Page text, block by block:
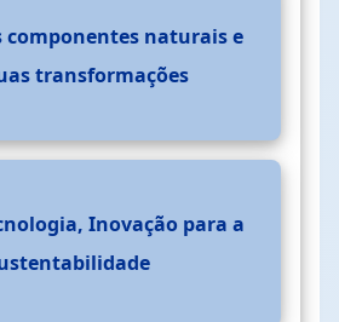
componentes naturais e
transformações
Inovação para a